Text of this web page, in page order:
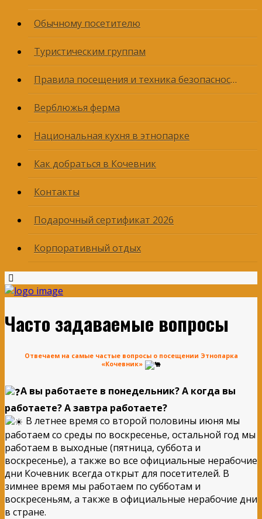
Обычному посетителю
Туристическим группам
Правила посещения и техника безопасности
Верблюжья ферма
Национальная кухня в этнопарке
Как добраться в Кочевник
Контакты
Подарочный сертификат 2026
Корпоративный отдых
Часто задаваемые вопросы
Отвечаем на самые частые вопросы о посещении Этнопарка
«Кочевник»
А вы работаете в понедельник? А когда вы
работаете? А завтра работаете?
В летнее время со второй половины июня мы
работаем со среды по воскресенье, остальной год мы
работаем в выходные (пятница, суббота и
воскресенье), а также во все официальные нерабочие
дни Кочевник всегда открыт для посетителей. В
зимнее время мы работаем по субботам и
воскресеньям, а также в официальные нерабочие дни
в стране.